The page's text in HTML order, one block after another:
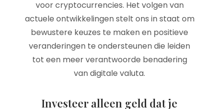
voor cryptocurrencies. Het volgen van
actuele ontwikkelingen stelt ons in staat om
bewustere keuzes te maken en positieve
veranderingen te ondersteunen die leiden
tot een meer verantwoorde benadering
van digitale valuta.
Investeer alleen geld dat je